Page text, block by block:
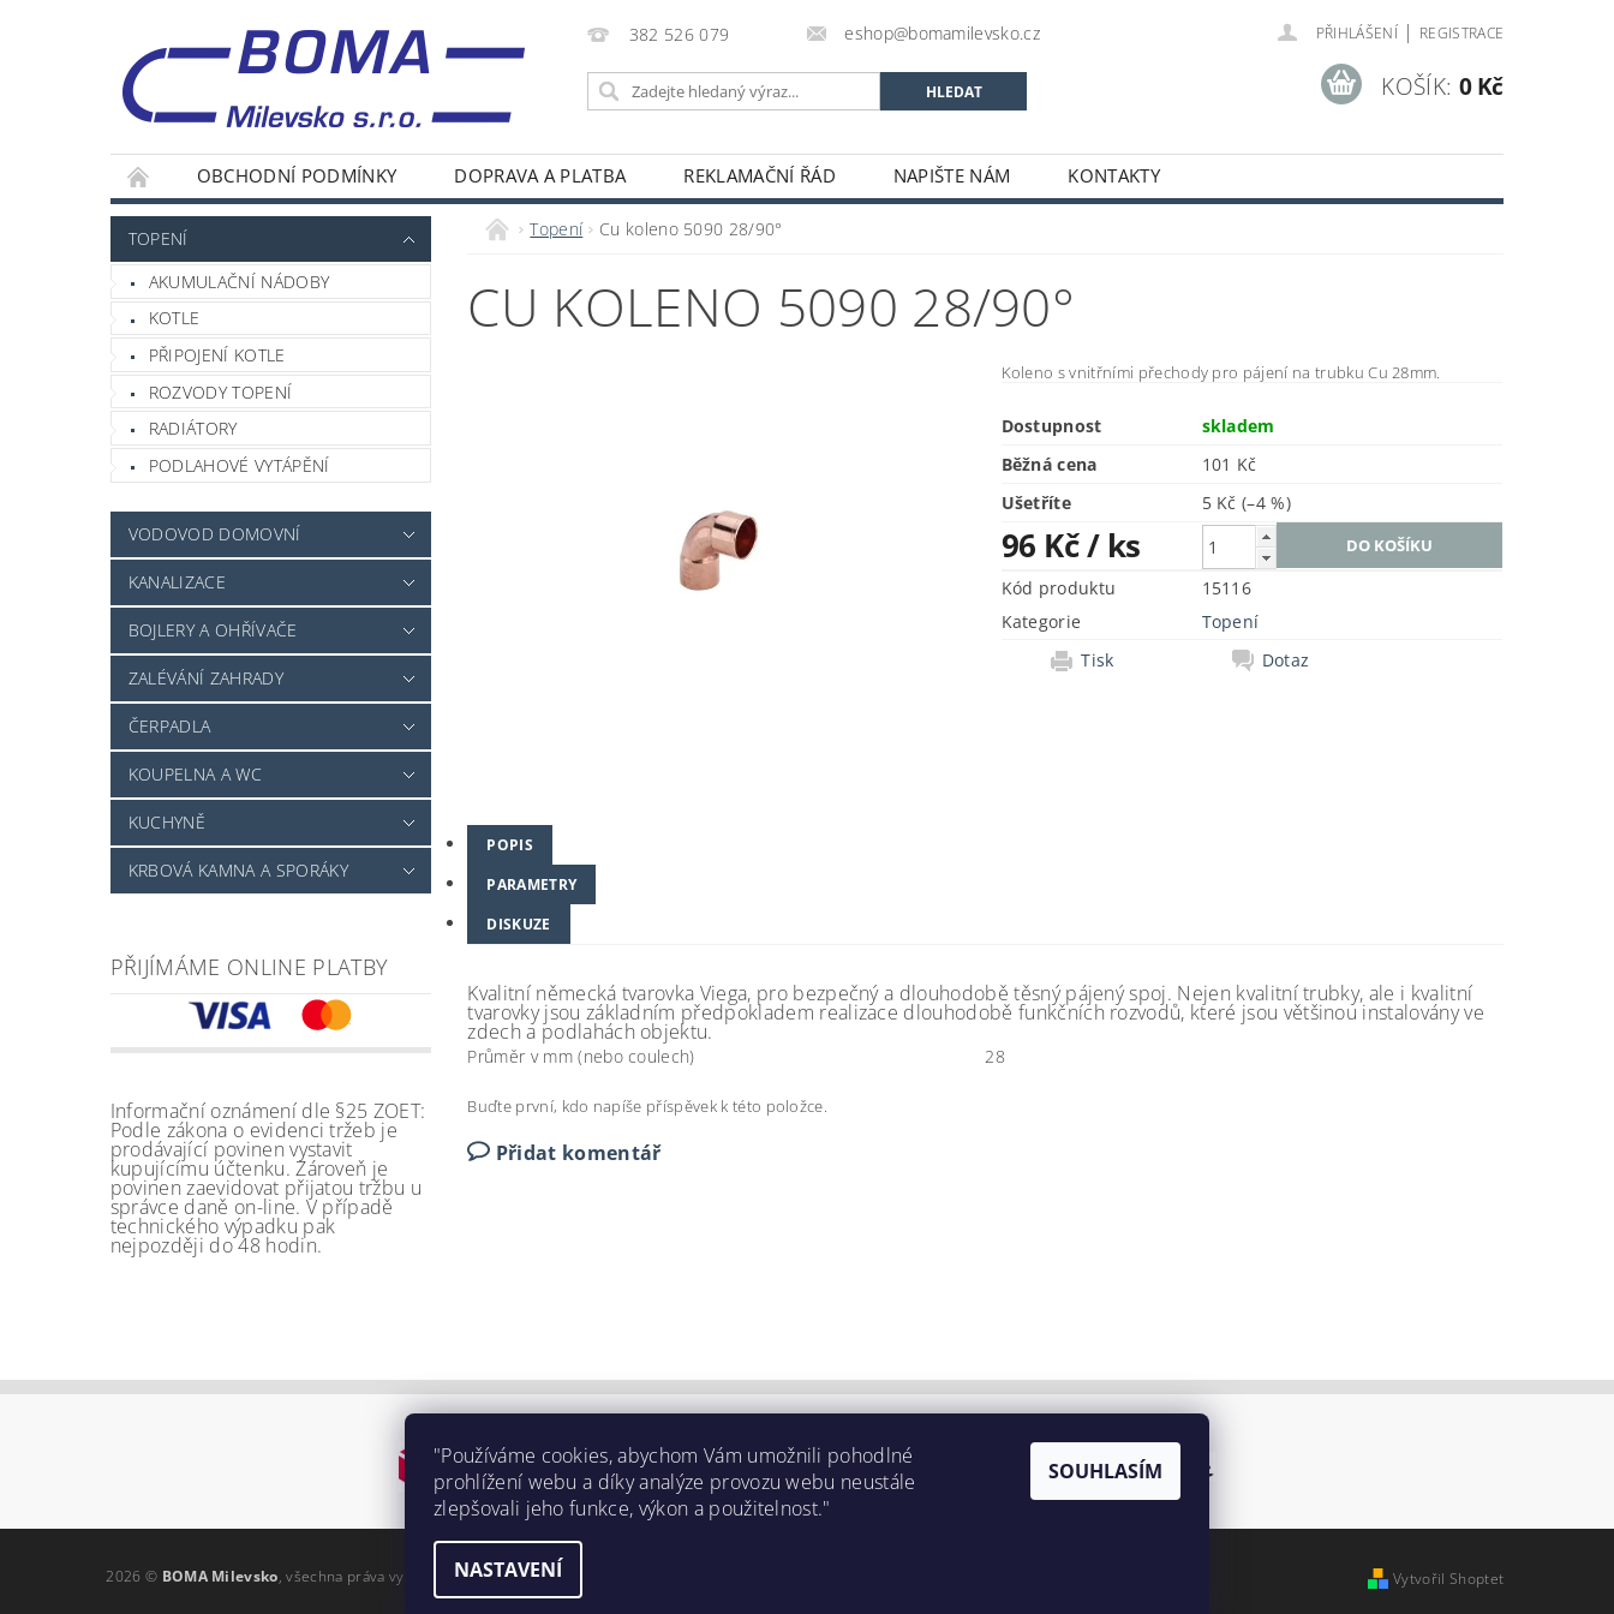
382 526 079 eshop@bomamilevsko.cz PŘIHLÁŠENÍ | REGISTRACE
KOŠÍK: 0 Kč
OBCHODNÍ PODMÍNKY DOPRAVA A PLATBA REKLAMAČNÍ ŘÁD NAPIŠTE NÁM KONTAKTY
TOPENÍ
AKUMULAČNÍ NÁDOBY
KOTLE
PŘIPOJENÍ KOTLE
ROZVODY TOPENÍ
RADIÁTORY
PODLAHOVÉ VYTÁPĚNÍ
VODOVOD DOMOVNÍ
KANALIZACE
BOJLERY A OHŘÍVAČE
ZALÉVÁNÍ ZAHRADY
ČERPADLA
KOUPELNA A WC
KUCHYNĚ
KRBOVÁ KAMNA A SPORÁKY
PŘIJÍMÁME ONLINE PLATBY
Informační oznámení dle §25 ZOET:
Podle zákona o evidenci tržeb je
prodávající povinen vystavit
kupujícímu účtenku. Zároveň je
povinen zaevidovat přijatou tržbu u
správce daně on-line. V případě
technického výpadku pak
nejpozději do 48 hodin.
Topení Cu koleno 5090 28/90°
CU KOLENO 5090 28/90°
Koleno s vnitřními přechody pro pájení na trubku Cu 28mm.
Dostupnost
skladem
Běžná cena
101 Kč
Ušetříte
5 Kč(–4 %)
96 Kč/ ks
Kód produktu
15116
Kategorie
Topení
Tisk
Dotaz
POPIS
PARAMETRY
DISKUZE
Kvalitní německá tvarovka Viega, pro bezpečný a dlouhodobě těsný pájený spoj. Nejen kvalitní trubky, ale i kvalitní
tvarovky jsou základním předpokladem realizace dlouhodobě funkčních rozvodů, které jsou většinou instalovány ve
zdech a podlahách objektu.
Průměr v mm (nebo coulech) 28
Buďte první, kdo napíše příspěvek k této položce.
Přidat komentář
2026 © BOMA Milevsko, všechna práva vyhrazena Vytvořil Shoptet
"Používáme cookies, abychom Vám umožnili pohodlné
prohlížení webu a díky analýze provozu webu neustále
zlepšovali jeho funkce, výkon a použitelnost."
NASTAVENÍ
SOUHLASÍM